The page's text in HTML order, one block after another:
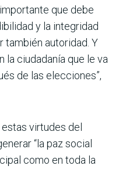
que debe
y la integridad
también autoridad. Y
la ciudadanía que le va
de las elecciones”,
virtudes del
“la paz social
como en toda la